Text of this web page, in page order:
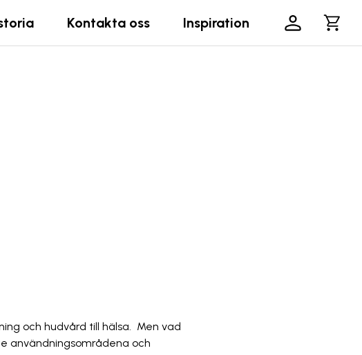
Kontakta oss Inspiration
och hudvård till hälsa. Men vad
användningsområdena och